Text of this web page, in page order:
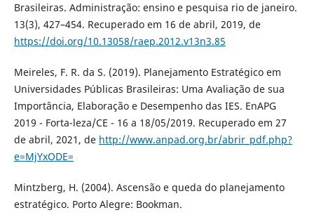
Brasileiras. Administração: ensino e pesquisa rio de janeiro.
13(3), 427–454. Recuperado em 16 de abril, 2019, de
https://doi.org/10.13058/raep.2012.v13n3.85
Meireles, F. R. da S. (2019). Planejamento Estratégico em
Universidades Públicas Brasileiras: Uma Avaliação de sua
Importância, Elaboração e Desempenho das IES. EnAPG
2019 - Forta-leza/CE - 16 a 18/05/2019. Recuperado em 27
de abril, 2021, de http://www.anpad.org.br/abrir_pdf.php?
e=MjYxODE=
Mintzberg, H. (2004). Ascensão e queda do planejamento
estratégico. Porto Alegre: Bookman.